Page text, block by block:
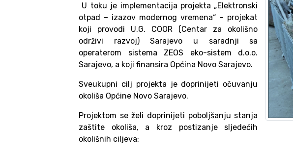
U toku je implementacija projekta „Elektronski
otpad – izazov modernog vremena“ – projekat
koji provodi U.G. COOR (Centar za okolišno
održivi razvoj) Sarajevo u saradnji sa
operaterom sistema ZEOS eko-sistem d.o.o.
Sarajevo, a koji finansira Općina Novo Sarajevo.
Sveukupni cilj projekta je doprinijeti očuvanju
okoliša Općine Novo Sarajevo.
Projektom se želi doprinijeti poboljšanju stanja
zaštite okoliša, a kroz postizanje sljedećih
okolišnih ciljeva: